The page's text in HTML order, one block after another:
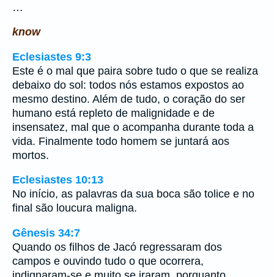
…
know
Eclesiastes 9:3
Este é o mal que paira sobre tudo o que se realiza
debaixo do sol: todos nós estamos expostos ao
mesmo destino. Além de tudo, o coração do ser
humano está repleto de malignidade e de
insensatez, mal que o acompanha durante toda a
vida. Finalmente todo homem se juntará aos
mortos.
Eclesiastes 10:13
No início, as palavras da sua boca são tolice e no
final são loucura maligna.
Gênesis 34:7
Quando os filhos de Jacó regressaram dos
campos e ouvindo tudo o que ocorrera,